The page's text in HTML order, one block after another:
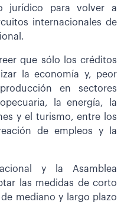
jurídico para volver a
internacionales de
que sólo los créditos
la economía y, peor
en sectores
la energía, la
y el turismo, entre los
de empleos y la
y la Asamblea
las medidas de corto
mediano y largo plazo